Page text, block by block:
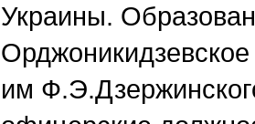
Украины.
им